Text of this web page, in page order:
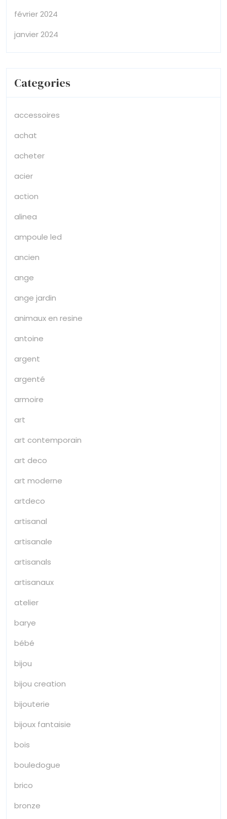
février 2024
janvier 2024
Categories
accessoires
achat
acheter
acier
action
alinea
ampoule led
ancien
ange
ange jardin
animaux en resine
antoine
argent
argenté
armoire
art
art contemporain
art deco
art moderne
artdeco
artisanal
artisanale
artisanals
artisanaux
atelier
barye
bébé
bijou
bijou creation
bijouterie
bijoux fantaisie
bois
bouledogue
brico
bronze